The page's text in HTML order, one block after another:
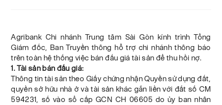
Agribank Chi nhánh Trung tâm Sài Gòn kính trình Tổng
Giám đốc, Ban Truyền thông hỗ trợ chi nhánh thông báo
trên toàn hệ thống việc bán đấu giá tài sản để thu hồi nợ.
1. Tài sản bán đấu giá:
Thông tin tài sản theo Giấy chứng nhận Quyền sử dụng đất,
quyền sở hữu nhà ở và tài sản khác gắn liền với đất số CM
594231, số vào sổ cấp GCN CH 06605 do ủy ban nhân